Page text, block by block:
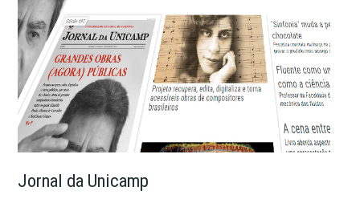
Jornal da Unicamp